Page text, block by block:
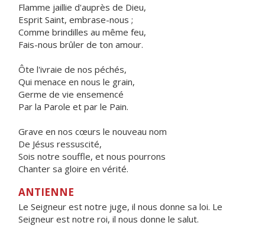
Flamme jaillie d'auprès de Dieu,
Esprit Saint, embrase-nous ;
Comme brindilles au même feu,
Fais-nous brûler de ton amour.
Ôte l'ivraie de nos péchés,
Qui menace en nous le grain,
Germe de vie ensemencé
Par la Parole et par le Pain.
Grave en nos cœurs le nouveau nom
De Jésus ressuscité,
Sois notre souffle, et nous pourrons
Chanter sa gloire en vérité.
ANTIENNE
Le Seigneur est notre juge, il nous donne sa loi. Le
Seigneur est notre roi, il nous donne le salut.